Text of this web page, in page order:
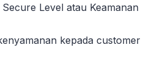
Level atau Keamanan
kepada customer